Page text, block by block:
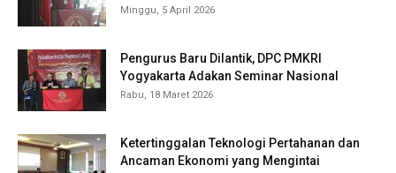
Minggu, 5 April 2026
Pengurus Baru Dilantik, DPC PMKRI
Yogyakarta Adakan Seminar Nasional
Rabu, 18 Maret 2026
Ketertinggalan Teknologi Pertahanan dan
Ancaman Ekonomi yang Mengintai